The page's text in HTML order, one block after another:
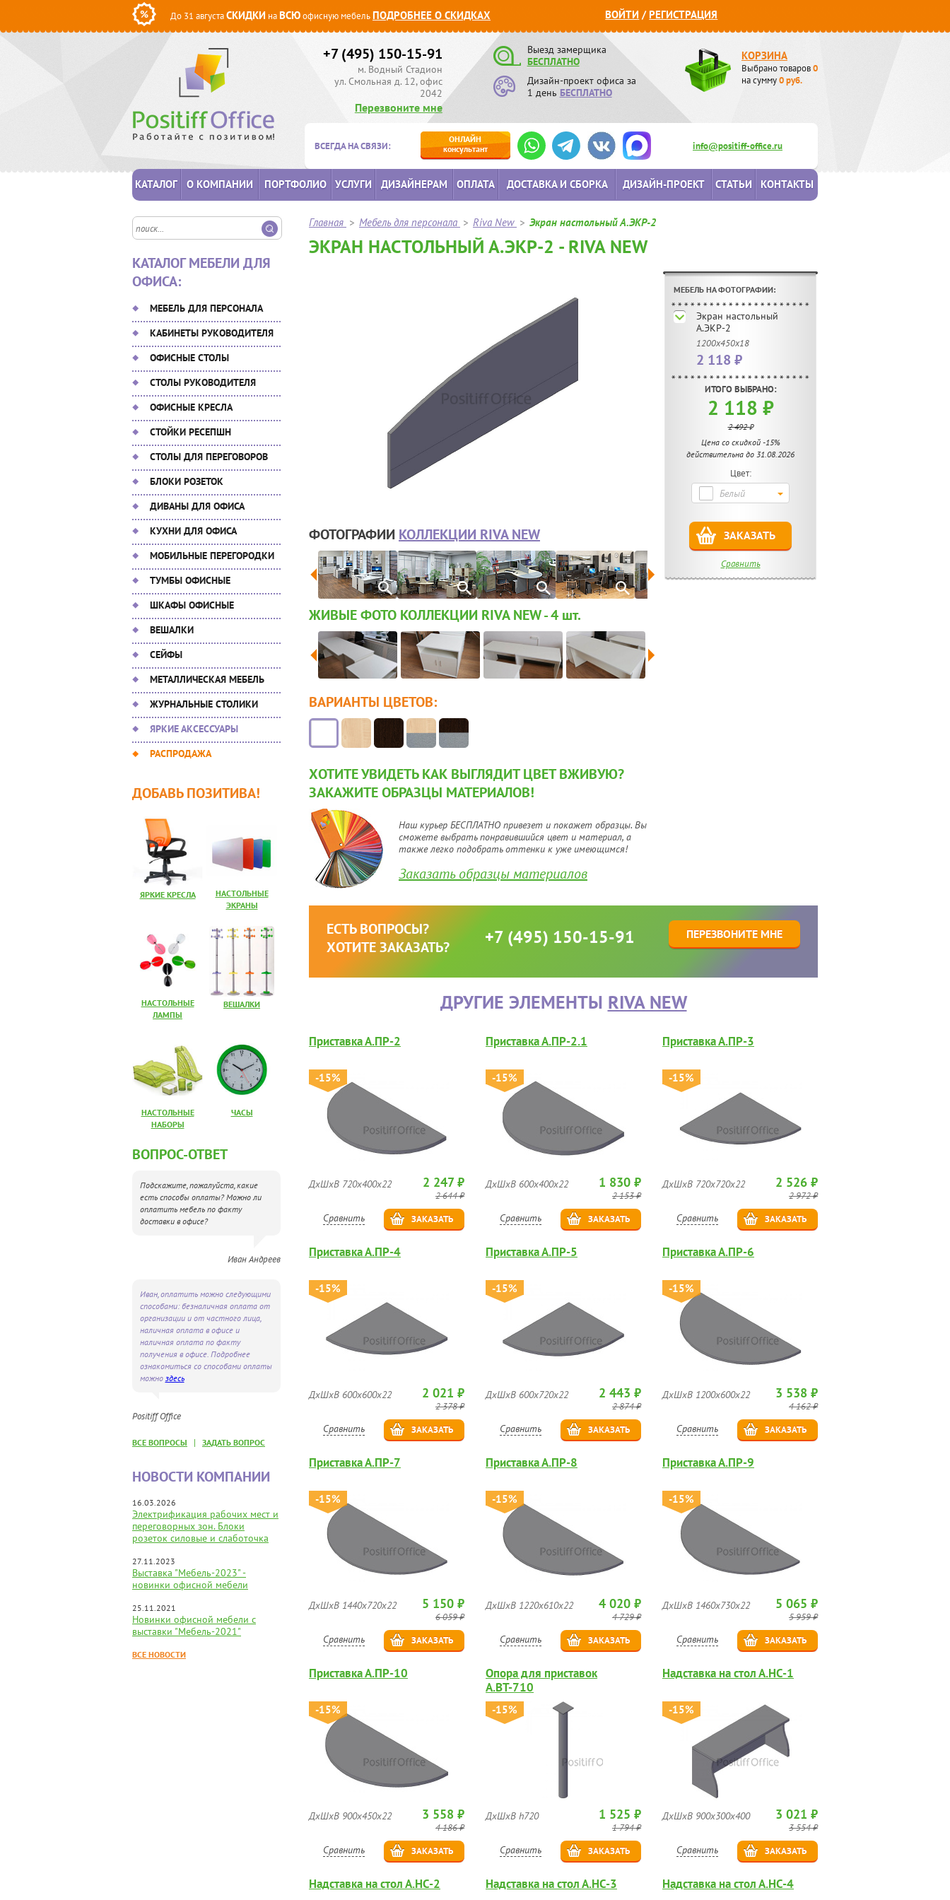
До 31 августаСКИДКИ наВСЮофисную мебельПОДРОБНЕЕ О СКИДКАХ ВОЙТИ /РЕГИСТРАЦИЯ
+7 (495) 150-15-91
м. Водный Стадион
ул. Смольная д. 12, офис
2042
Перезвоните мне
Выезд замерщика
БЕСПЛАТНО
Дизайн-проект офиса за
1 день БЕСПЛАТНО
КОРЗИНА
Выбрано товаров0
на сумму0руб.
ВСЕГДА НА СВЯЗИ:
ОНЛАЙН
консультант
info@positiff-office.ru
КАТАЛОГ О КОМПАНИИ ПОРТФОЛИО УСЛУГИ ДИЗАЙНЕРАМ ОПЛАТА ДОСТАВКА И СБОРКА ДИЗАЙН-ПРОЕКТ СТАТЬИ КОНТАКТЫ
КАТАЛОГ МЕБЕЛИ ДЛЯ
ОФИСА:
МЕБЕЛЬ ДЛЯ ПЕРСОНАЛА
КАБИНЕТЫ РУКОВОДИТЕЛЯ
ОФИСНЫЕ СТОЛЫ
СТОЛЫ РУКОВОДИТЕЛЯ
ОФИСНЫЕ КРЕСЛА
СТОЙКИ РЕСЕПШН
СТОЛЫ ДЛЯ ПЕРЕГОВОРОВ
БЛОКИ РОЗЕТОК
ДИВАНЫ ДЛЯ ОФИСА
КУХНИ ДЛЯ ОФИСА
МОБИЛЬНЫЕ ПЕРЕГОРОДКИ
ТУМБЫ ОФИСНЫЕ
ШКАФЫ ОФИСНЫЕ
ВЕШАЛКИ
СЕЙФЫ
МЕТАЛЛИЧЕСКАЯ МЕБЕЛЬ
ЖУРНАЛЬНЫЕ СТОЛИКИ
ЯРКИЕ АКСЕССУАРЫ
РАСПРОДАЖА
ДОБАВЬ ПОЗИТИВА!
ЯРКИЕ КРЕСЛА
НАСТОЛЬНЫЕ
ЭКРАНЫ
НАСТОЛЬНЫЕ
ЛАМПЫ
ВЕШАЛКИ
НАСТОЛЬНЫЕ
НАБОРЫ
ЧАСЫ
ВОПРОС-ОТВЕТ
Подскажите, пожалуйста, какие
есть способы оплаты? Можно ли
оплатить мебель по факту
доставки в офисе?
Иван Андреев
Иван, оплатить можно следующими
способами: безналичная оплата от
организации и от частного лица,
наличная оплата в офисе и
наличная оплата по факту
получения в офисе. Подробнее
ознакомиться со способами оплаты
можно здесь
Positiff Office
ВСЕ ВОПРОСЫ | ЗАДАТЬ ВОПРОС
НОВОСТИ КОМПАНИИ
16.03.2026
Электрификация рабочих мест и
переговорных зон. Блоки
розеток силовые и слаботочка
27.11.2023
Выставка "Мебель-2023" -
новинки офисной мебели
25.11.2021
Новинки офисной мебели с
выставки "Мебель-2021"
ВСЕ НОВОСТИ
Главная > Мебель для персонала > Riva New > Экран настольный А.ЭКР-2
ЭКРАН НАСТОЛЬНЫЙ А.ЭКР-2 - RIVA NEW
ФОТОГРАФИИ КОЛЛЕКЦИИ RIVA NEW
ЖИВЫЕ ФОТО КОЛЛЕКЦИИ RIVA NEW - 4 шт.
МЕБЕЛЬ НА ФОТОГРАФИИ:
Экран настольный
А.ЭКР-2
1200х450х18
2 118 ₽
ИТОГО ВЫБРАНО:
2 118 ₽
2 492 ₽
Цена со скидкой -15%
действительна до 31.08.2026
Цвет:
Белый
ЗАКАЗАТЬ
Сравнить
ВАРИАНТЫ ЦВЕТОВ:
ХОТИТЕ УВИДЕТЬ КАК ВЫГЛЯДИТ ЦВЕТ ВЖИВУЮ?
ЗАКАЖИТЕ ОБРАЗЦЫ МАТЕРИАЛОВ!
Наш курьер БЕСПЛАТНО привезет и покажет образцы. Вы
сможете выбрать понравившийся цвет и материал, а
также легко подобрать оттенки к уже имеющимся!
Заказать образцы материалов
ЕСТЬ ВОПРОСЫ?
ХОТИТЕ ЗАКАЗАТЬ?
+7 (495) 150-15-91 ПЕРЕЗВОНИТЕ МНЕ
ДРУГИЕ ЭЛЕМЕНТЫ RIVA NEW
Приставка А.ПР-2
-15%
ДхШхВ 720х400х22 2 247 ₽
2 644 ₽
Сравнить ЗАКАЗАТЬ
Приставка А.ПР-2.1
-15%
ДхШхВ 600х400х22 1 830 ₽
2 153 ₽
Сравнить ЗАКАЗАТЬ
Приставка А.ПР-3
-15%
ДхШхВ 720х720х22 2 526 ₽
2 972 ₽
Сравнить ЗАКАЗАТЬ
Приставка А.ПР-4
-15%
ДхШхВ 600х600х22 2 021 ₽
2 378 ₽
Сравнить ЗАКАЗАТЬ
Приставка А.ПР-5
-15%
ДхШхВ 600х720х22 2 443 ₽
2 874 ₽
Сравнить ЗАКАЗАТЬ
Приставка А.ПР-6
-15%
ДхШхВ 1200х600х22 3 538 ₽
4 162 ₽
Сравнить ЗАКАЗАТЬ
Приставка А.ПР-7
-15%
ДхШхВ 1440х720х22 5 150 ₽
6 059 ₽
Сравнить ЗАКАЗАТЬ
Приставка А.ПР-8
-15%
ДхШхВ 1220х610х22 4 020 ₽
4 729 ₽
Сравнить ЗАКАЗАТЬ
Приставка А.ПР-9
-15%
ДхШхВ 1460х730х22 5 065 ₽
5 959 ₽
Сравнить ЗАКАЗАТЬ
Приставка А.ПР-10
-15%
ДхШхВ 900х450х22 3 558 ₽
4 186 ₽
Сравнить ЗАКАЗАТЬ
Опора для приставок
А.ВТ-710
-15%
ДхШхВ h720 1 525 ₽
1 794 ₽
Сравнить ЗАКАЗАТЬ
Надставка на стол А.НС-1
-15%
ДхШхВ 900х300х400 3 021 ₽
3 554 ₽
Сравнить ЗАКАЗАТЬ
Надставка на стол А.НС-2 Надставка на стол А.НС-3 Надставка на стол А.НС-4